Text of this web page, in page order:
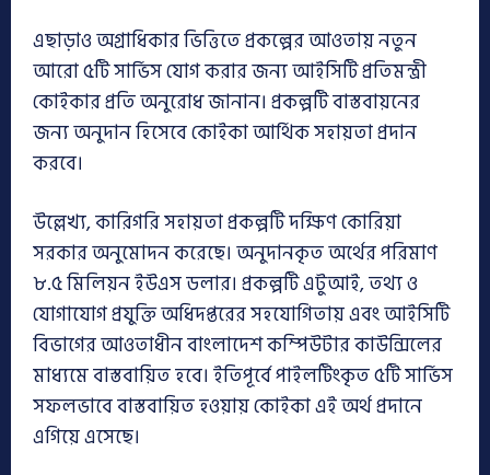
এছাড়াও অগ্রাধিকার ভিত্তিতে প্রকল্পের আওতায় নতুন
আরো ৫টি সার্ভিস যোগ করার জন্য আইসিটি প্রতিমন্ত্রী
কোইকার প্রতি অনুরোধ জানান। প্রকল্পটি বাস্তবায়নের
জন্য অনুদান হিসেবে কোইকা আর্থিক সহায়তা প্রদান
করবে।
উল্লেখ্য, কারিগরি সহায়তা প্রকল্পটি দক্ষিণ কোরিয়া
সরকার অনুমোদন করেছে। অনুদানকৃত অর্থের পরিমাণ
৮.৫ মিলিয়ন ইউএস ডলার। প্রকল্পটি এটুআই, তথ্য ও
যোগাযোগ প্রযুক্তি অধিদপ্তরের সহযোগিতায় এবং আইসিটি
বিভাগের আওতাধীন বাংলাদেশ কম্পিউটার কাউন্সিলের
মাধ্যমে বাস্তবায়িত হবে। ইতিপূর্বে পাইলটিংকৃত ৫টি সার্ভিস
সফলভাবে বাস্তবায়িত হওয়ায় কোইকা এই অর্থ প্রদানে
এগিয়ে এসেছে।